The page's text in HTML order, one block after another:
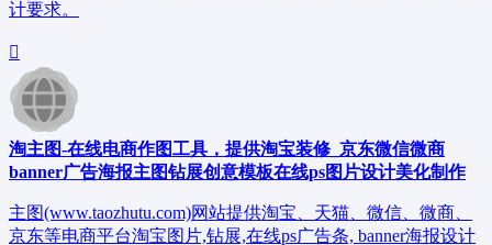
计要求。
淘主图-在线电商作图工具，提供淘宝装修_京东微信微商
banner广告海报主图钻展创意模板在线ps图片设计美化制作
主图(www.taozhutu.com)网站提供淘宝、天猫、微信、微商、
京东等电商平台淘宝图片,钻展,在线ps广告条, banner海报设计